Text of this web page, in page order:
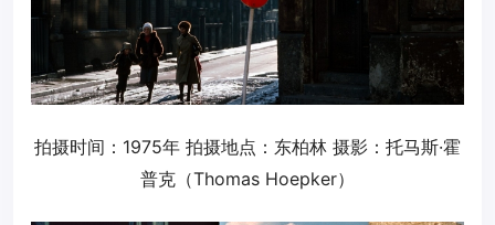
拍摄时间：1975年 拍摄地点：东柏林 摄影：托马斯·霍
普克（Thomas Hoepker）